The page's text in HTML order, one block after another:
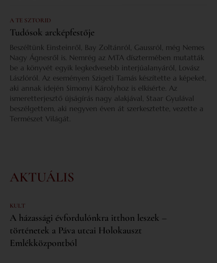
A TE SZTORID
Tudósok arcképfestője
Beszéltünk Einsteinről, Bay Zoltánról, Gaussról, még Nemes
Nagy Ágnesről is. Nemrég az MTA dísztermében mutatták
be a könyvét egyik legkedvesebb interjúalanyáról, Lovász
Lászlóról. Az eseményen Szigeti Tamás készítette a képeket,
aki annak idején Simonyi Károlyhoz is elkísérte. Az
ismeretterjesztő újságírás nagy alakjával, Staar Gyulával
beszélgettem, aki negyven éven át szerkesztette, vezette a
Természet Világát.
AKTUÁLIS
KULT
A házassági évfordulónkra itthon leszek –
történetek a Páva utcai Holokauszt
Emlékközpontból